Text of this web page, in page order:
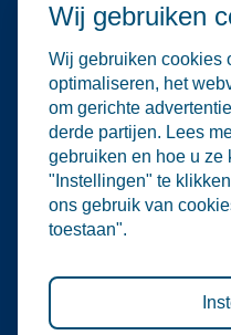
Water Alliance biedt
aandacht te brengen.
met de selectie en
wij niet
De informatie op
aard. Er kunnen geen
de inhoud van deze
geen enkele
indirecte schade die
Wij gebruiken
Wij gebruiken cookies
optimaliseren, het
om gerichte
derde partijen. Lees
gebruiken en hoe u ze
"Instellingen" te
ons gebruik van
toestaan".